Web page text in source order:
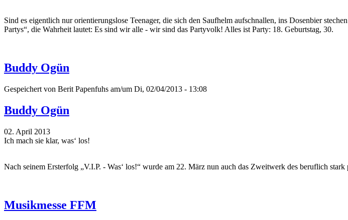
Sind es eigentlich nur orientierungslose Teenager, die sich den Saufhelm aufschnallen, ins Dosenbier
Partys“, die Wahrheit lautet: Es sind wir alle - wir sind das Partyvolk! Alles ist Party: 18. Geburtstag, 30.
Buddy Ogün
Gespeichert von Berit Papenfuhs am/um Di, 02/04/2013 - 13:08
Buddy Ogün
02. April 2013
Ich mach sie klar, was‘ los!
Nach seinem Ersterfolg „V.I.P. - Was‘ los!“ wurde am 22. März nun auch das Zweitwerk des beruflich
Musikmesse FFM